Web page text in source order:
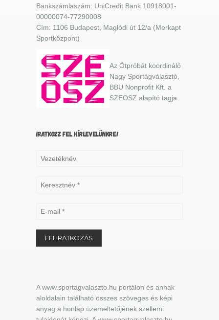
Bankszámlaszám: UniCredit Bank 10918001-
00000074-77290008
Cím: 1106 Budapest, Maglódi út 12/a (Merkapt
Sportközpont)
Az Ötpróbát koordináló
Nagy Sportágválasztó,
BBU Nonprofit Kft. a
SZEOSZ alapító tagja.
IRATKOZZ FEL HÍRLEVELÜNKRE!
A www.sportagvalaszto.hu portálon és annak
aloldalain található összes szöveges és képi
anyag a honlap üzemeltetőjének szellemi